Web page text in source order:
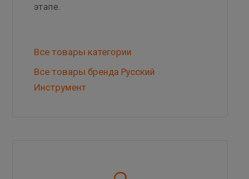
этапе.
Все товары категории
Все товары бренда Русский
Инструмент